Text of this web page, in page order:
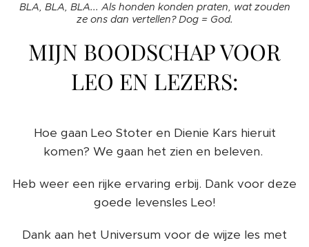
BLA, BLA, BLA... Als honden konden praten, wat zouden
ze ons dan vertellen? Dog = God.
MIJN BOODSCHAP VOOR
LEO EN LEZERS:
Hoe gaan Leo Stoter en Dienie Kars hieruit
komen? We gaan het zien en beleven.
Heb weer een rijke ervaring erbij. Dank voor deze
goede levensles Leo!
Dank aan het Universum voor de wijze les met